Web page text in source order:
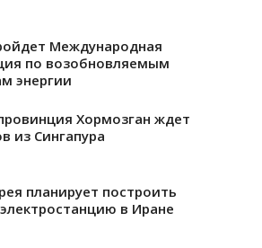
Международная
по возобновляемым
энергии
Хормозган ждет
из Сингапура
планирует построить
в Иране